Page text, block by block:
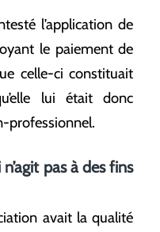
l’application de
le paiement de
celle-ci constituait
lui était donc
professionnel.
pas à des fins
avait la qualité